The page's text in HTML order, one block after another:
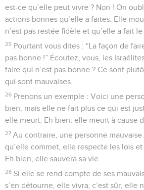
est-ce qu’elle peut vivre ? Non ! On
actions bonnes qu’elle a faites. Elle
n’est pas restée fidèle et qu’elle a fait le
25 Pourtant vous dites : “La façon de
pas bonne !” Écoutez, vous, les
faire qui n’est pas bonne ? Ce sont
qui sont mauvaises.
26 Prenons un exemple : Voici une
bien, mais elle ne fait plus ce qui est
elle meurt. Eh bien, elle meurt à cause
27 Au contraire, une personne
qu’elle commet, elle respecte les lois
Eh bien, elle sauvera sa vie.
28 Si elle se rend compte de ses
s’en détourne, elle vivra, c’est sûr, elle